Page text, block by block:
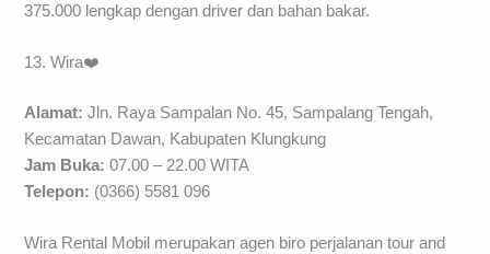
375.000 lengkap dengan driver dan bahan bakar.
13. Wira❤️
Alamat: Jln. Raya Sampalan No. 45, Sampalang Tengah,
Kecamatan Dawan, Kabupaten Klungkung
Jam Buka: 07.00 – 22.00 WITA
Telepon: (0366) 5581 096
Wira Rental Mobil merupakan agen biro perjalanan tour and